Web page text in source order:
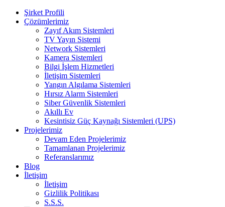
Şirket Profili
Çözümlerimiz
Zayıf Akım Sistemleri
TV Yayın Sistemi
Network Sistemleri
Kamera Sistemleri
Bilgi İşlem Hizmetleri
İletişim Sistemleri
Yangın Algılama Sistemleri
Hırsız Alarm Sistemleri
Siber Güvenlik Sistemleri
Akıllı Ev
Kesintisiz Güç Kaynağı Sistemleri (UPS)
Projelerimiz
Devam Eden Projelerimiz
Tamamlanan Projelerimiz
Referanslarımız
Blog
İletişim
İletişim
Gizlilik Politikası
S.S.S.